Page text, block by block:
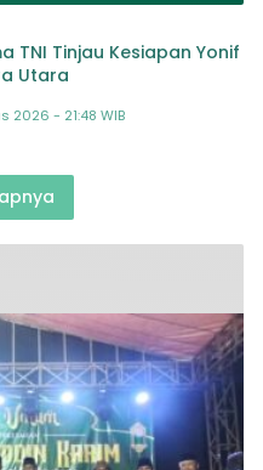
TNI Tinjau Kesiapan Yonif
Utara
2026 - 21:48 WIB